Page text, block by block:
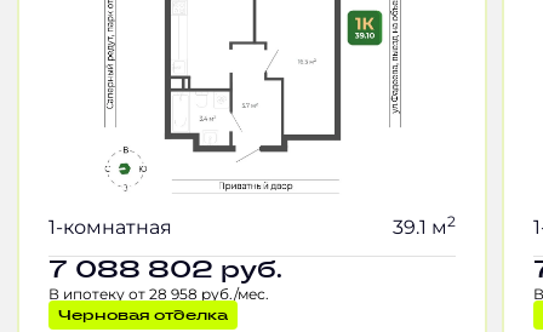
1-комнатная 39.1 м2
7 088 802 руб.
В ипотеку от 28 958 руб./мес.
Черновая отделка